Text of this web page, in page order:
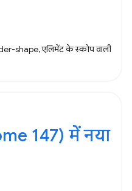
shape, एलिमेंट के स्कोप वाली
147) में नया